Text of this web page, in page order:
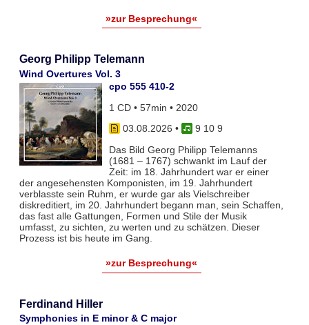
»zur Besprechung«
Georg Philipp Telemann
Wind Overtures Vol. 3
cpo 555 410-2
1 CD • 57min • 2020
03.08.2026 •
9 10 9
Das Bild Georg Philipp Telemanns
(1681 – 1767) schwankt im Lauf der
Zeit: im 18. Jahrhundert war er einer
der angesehensten Komponisten, im 19. Jahrhundert
verblasste sein Ruhm, er wurde gar als Vielschreiber
diskreditiert, im 20. Jahrhundert begann man, sein Schaffen,
das fast alle Gattungen, Formen und Stile der Musik
umfasst, zu sichten, zu werten und zu schätzen. Dieser
Prozess ist bis heute im Gang.
»zur Besprechung«
Ferdinand Hiller
Symphonies in E minor & C major